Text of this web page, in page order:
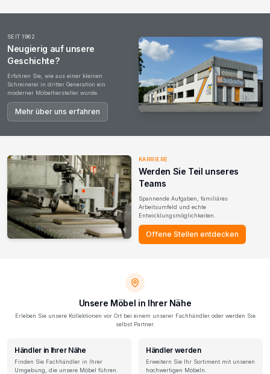
SEIT 1962
Neugierig auf unsere
Geschichte?
Erfahren Sie, wie aus einer kleinen
Schreinerei in dritter Generation ein
moderner Möbelhersteller wurde.
Mehr über uns erfahren
KARRIERE
Werden Sie Teil unseres
Teams
Spannende Aufgaben, familiäres
Arbeitsumfeld und echte
Entwicklungsmöglichkeiten.
Offene Stellen entdecken
Unsere Möbel in Ihrer Nähe
Erleben Sie unsere Kollektionen vor Ort bei einem unserer Fachhändler oder werden Sie
selbst Partner.
Händler in Ihrer Nähe
Finden Sie Fachhändler in Ihrer
Umgebung, die unsere Möbel führen.
Händler werden
Erweitern Sie Ihr Sortiment mit unseren
hochwertigen Möbeln.